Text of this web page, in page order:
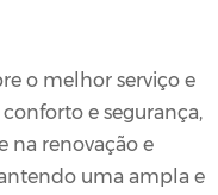
o melhor serviço e
e segurança,
na renovação e
uma ampla e